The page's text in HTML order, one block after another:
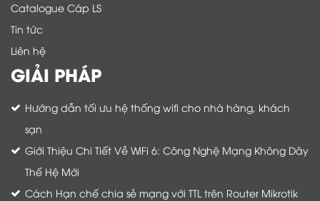
Catalogue Cáp LS
Tin tức
Liên hệ
GIẢI PHÁP
Hướng dẫn tối ưu hệ thống wifi cho nhà hàng, khách
sạn
Giới Thiệu Chi Tiết Về WiFi 6: Công Nghệ Mạng Không Dây
Thế Hệ Mới
Cách Hạn chế chia sẻ mạng với TTL trên Router Mikrotik